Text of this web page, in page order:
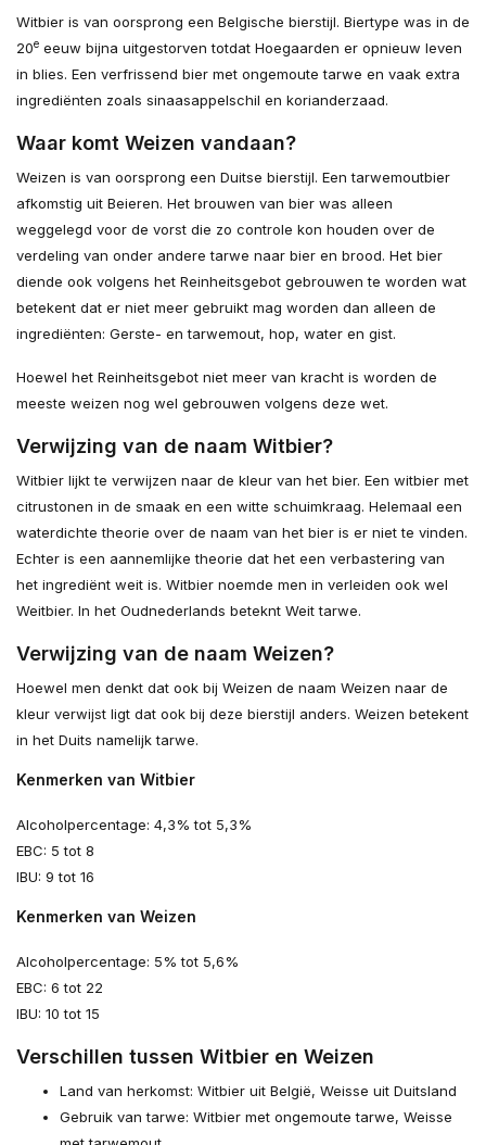
Witbier is van oorsprong een Belgische bierstijl. Biertype was in de
20e eeuw bijna uitgestorven totdat Hoegaarden er opnieuw leven
in blies. Een verfrissend bier met ongemoute tarwe en vaak extra
ingrediënten zoals sinaasappelschil en korianderzaad.
Waar komt Weizen vandaan?
Weizen is van oorsprong een Duitse bierstijl. Een tarwemoutbier
afkomstig uit Beieren. Het brouwen van bier was alleen
weggelegd voor de vorst die zo controle kon houden over de
verdeling van onder andere tarwe naar bier en brood. Het bier
diende ook volgens het Reinheitsgebot gebrouwen te worden wat
betekent dat er niet meer gebruikt mag worden dan alleen de
ingrediënten: Gerste- en tarwemout, hop, water en gist.
Hoewel het Reinheitsgebot niet meer van kracht is worden de
meeste weizen nog wel gebrouwen volgens deze wet.
Verwijzing van de naam Witbier?
Witbier lijkt te verwijzen naar de kleur van het bier. Een witbier met
citrustonen in de smaak en een witte schuimkraag. Helemaal een
waterdichte theorie over de naam van het bier is er niet te vinden.
Echter is een aannemlijke theorie dat het een verbastering van
het ingrediënt weit is. Witbier noemde men in verleiden ook wel
Weitbier. In het Oudnederlands beteknt Weit tarwe.
Verwijzing van de naam Weizen?
Hoewel men denkt dat ook bij Weizen de naam Weizen naar de
kleur verwijst ligt dat ook bij deze bierstijl anders. Weizen betekent
in het Duits namelijk tarwe.
Kenmerken van Witbier
Alcoholpercentage: 4,3% tot 5,3%
EBC: 5 tot 8
IBU: 9 tot 16
Kenmerken van Weizen
Alcoholpercentage: 5% tot 5,6%
EBC: 6 tot 22
IBU: 10 tot 15
Verschillen tussen Witbier en Weizen
Land van herkomst: Witbier uit België, Weisse uit Duitsland
Gebruik van tarwe: Witbier met ongemoute tarwe, Weisse